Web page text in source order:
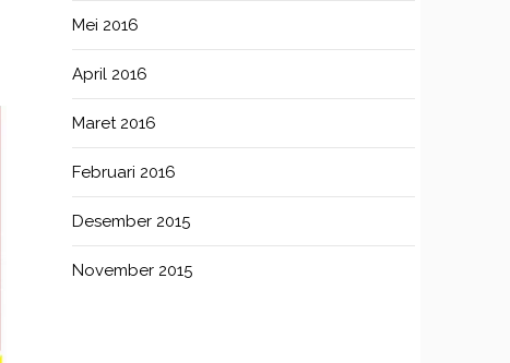
Mei 2016
April 2016
Maret 2016
Februari 2016
Desember 2015
November 2015